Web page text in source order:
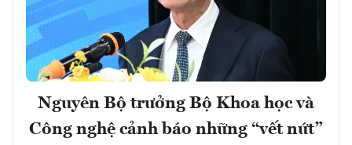
Nguyên Bộ trưởng Bộ Khoa học và
Công nghệ cảnh báo những “vết nứt”